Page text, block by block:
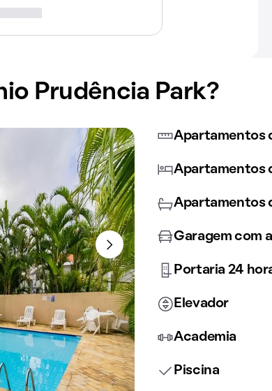
Prudência Park?
Apartamentos
Apartamentos
Apartamentos
Garagem com
Portaria 24
Elevador
Academia
Piscina